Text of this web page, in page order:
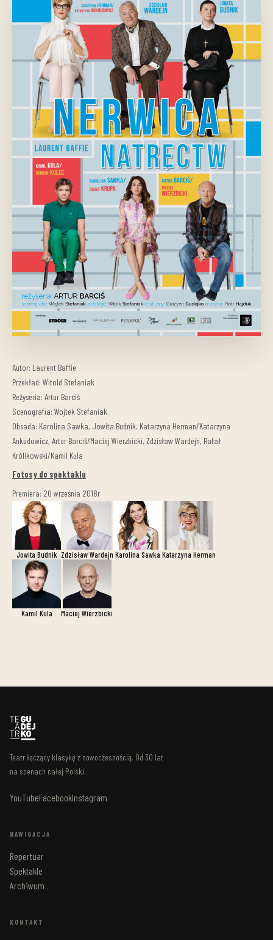
Autor: Laurent Baffie
Przekład: Witold Stefaniak
Reżyseria: Artur Barciś
Scenografia: Wojtek Stefaniak
Obsada: Karolina Sawka, Jowita Budnik, Katarzyna Herman/Katarzyna
Ankudowicz, Artur Barciś/Maciej Wierzbicki, Zdzisław Wardejn, Rafał
Królikowski/Kamil Kula
Fotosy do spektaklu
Premiera: 20 września 2018r
Jowita Budnik Zdzisław Wardejn Karolina Sawka Katarzyna Herman
Kamil Kula Maciej Wierzbicki
Teatr łączący klasykę z nowoczesnością. Od 30 lat
na scenach całej Polski.
YouTubeFacebookInstagram
NAWIGACJA
Repertuar
Spektakle
Archiwum
KONTAKT